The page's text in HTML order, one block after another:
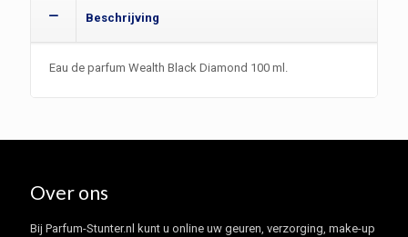
Beschrijving
Eau de parfum Wealth Black Diamond 100 ml.
Over ons
Bij Parfum-Stunter.nl kunt u online uw geuren, verzorging, make-up